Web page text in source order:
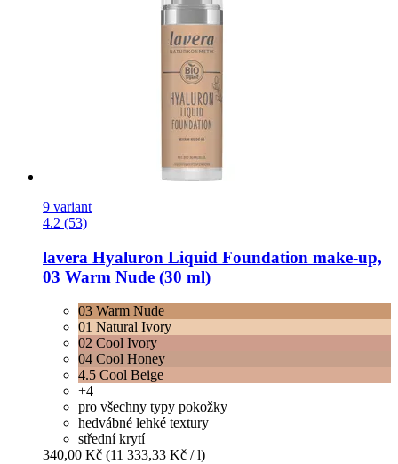
9 variant
4.2 (53)
lavera Hyaluron Liquid Foundation make-​up,
03 Warm Nude (30 ml)
03 Warm Nude
01 Natural Ivory
02 Cool Ivory
04 Cool Honey
4.5 Cool Beige
+4
pro všechny typy pokožky
hedvábné lehké textury
střední krytí
340,00 Kč (11 333,33 Kč / l)